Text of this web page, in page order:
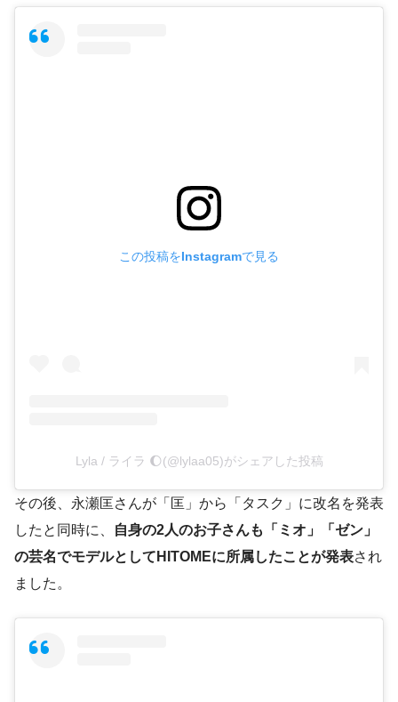
この投稿をInstagramで見る
Lyla / ライラ 🌔(@lylaa05)がシェアした投稿
その後、永瀬匡さんが「匡」から「タスク」に改名を発表
したと同時に、
自身の2人のお子さんも「ミオ」「ゼン」
の芸名でモデルとしてHITOMEに所属したことが発表され
ました。